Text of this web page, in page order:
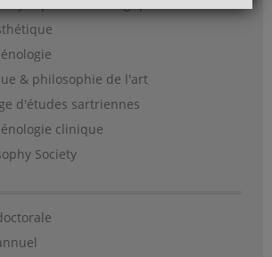
& philosophie de l'art
d'études sartriennes
clinique
Society